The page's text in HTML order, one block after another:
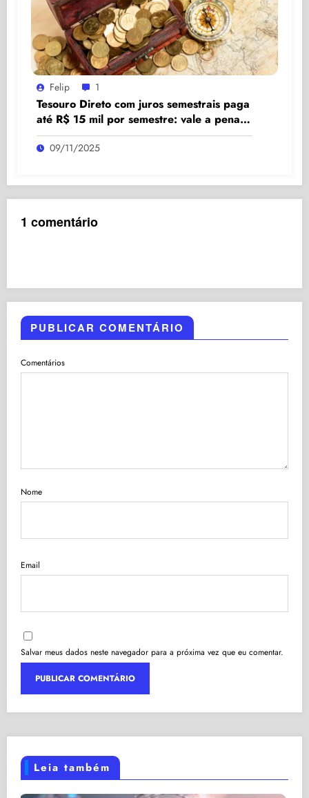
Felip 1
Tesouro Direto com juros semestrais paga
até R$ 15 mil por semestre: vale a pena
investir?
09/11/2025
1 comentário
PUBLICAR COMENTÁRIO
Comentários
Nome
Email
Salvar meus dados neste navegador para a próxima vez que eu comentar.
Leia também